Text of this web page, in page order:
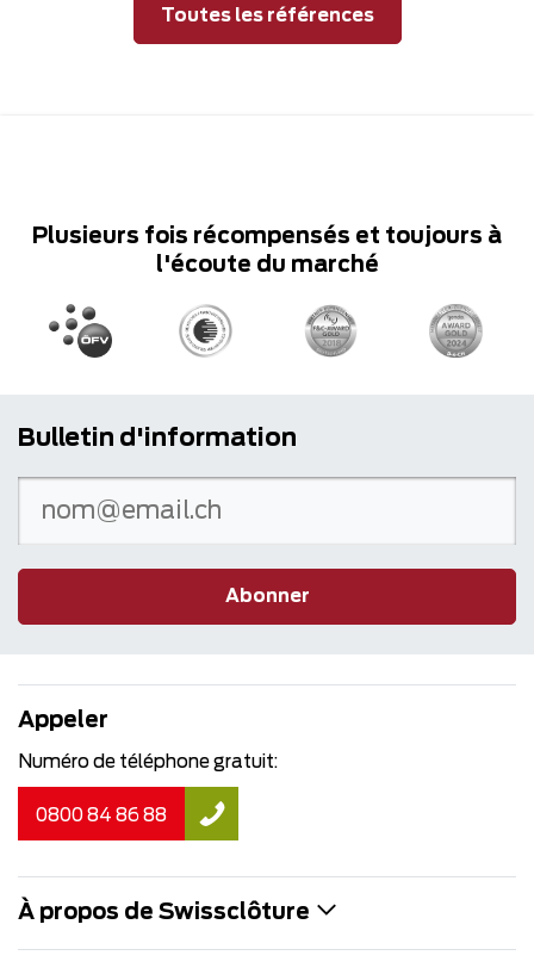
Toutes les références
Plusieurs fois récompensés et toujours à
l'écoute du marché
Bulletin d'information
Abonner
Appeler
Numéro de téléphone gratuit:
0800 84 86 88
À propos de Swissclôture